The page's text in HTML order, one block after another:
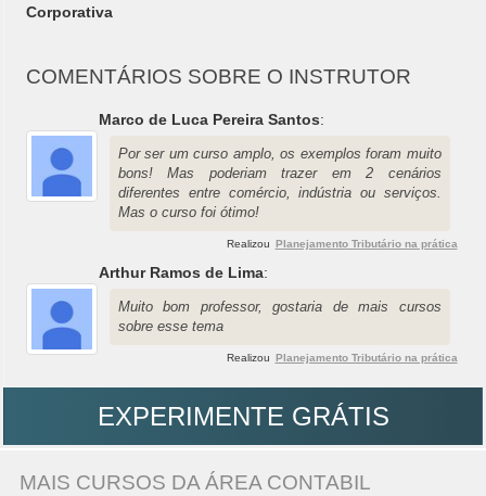
Corporativa
COMENTÁRIOS SOBRE O INSTRUTOR
Marco de Luca Pereira Santos:
Por ser um curso amplo, os exemplos foram muito
bons! Mas poderiam trazer em 2 cenários
diferentes entre comércio, indústria ou serviços.
Mas o curso foi ótimo!
Realizou Planejamento Tributário na prática
Arthur Ramos de Lima:
Muito bom professor, gostaria de mais cursos
sobre esse tema
Realizou Planejamento Tributário na prática
EXPERIMENTE GRÁTIS
MAIS CURSOS DA ÁREA CONTABIL